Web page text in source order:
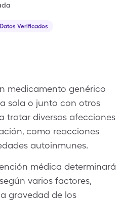
Datos Verificados
medicamento genérico
sola o junto con otros
tratar diversas afecciones
como reacciones
autoinmunes.
médica determinará
varios factores,
gravedad de los